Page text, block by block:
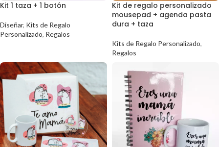
Kit 1 taza + 1 botón
Diseñar, Kits de Regalo
Personalizado, Regalos
Kit de regalo personalizado
mousepad + agenda pasta
dura + taza
Kits de Regalo Personalizado,
Regalos